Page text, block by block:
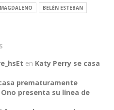
BELÉN ESTEBAN
en Katy Perry se casa
prematuramente
presenta su línea de